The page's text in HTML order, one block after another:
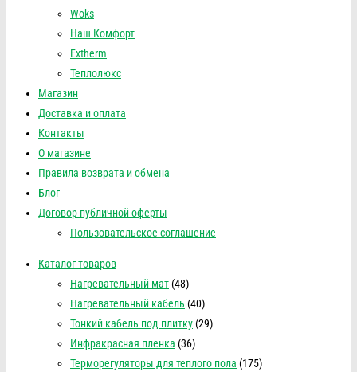
Woks
Наш Комфорт
Extherm
Теплолюкс
Магазин
Доставка и оплата
Контакты
О магазине
Правила возврата и обмена
Блог
Договор публичной оферты
Пользовательское соглашение
Каталог товаров
Нагревательный мат (48)
Нагревательный кабель (40)
Тонкий кабель под плитку (29)
Инфракрасная пленка (36)
Терморегуляторы для теплого пола (175)